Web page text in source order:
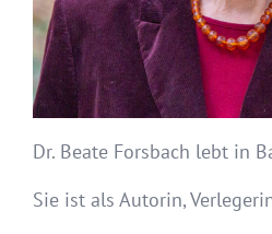
Dr. Beate Forsbach lebt in
Sie ist als Autorin,